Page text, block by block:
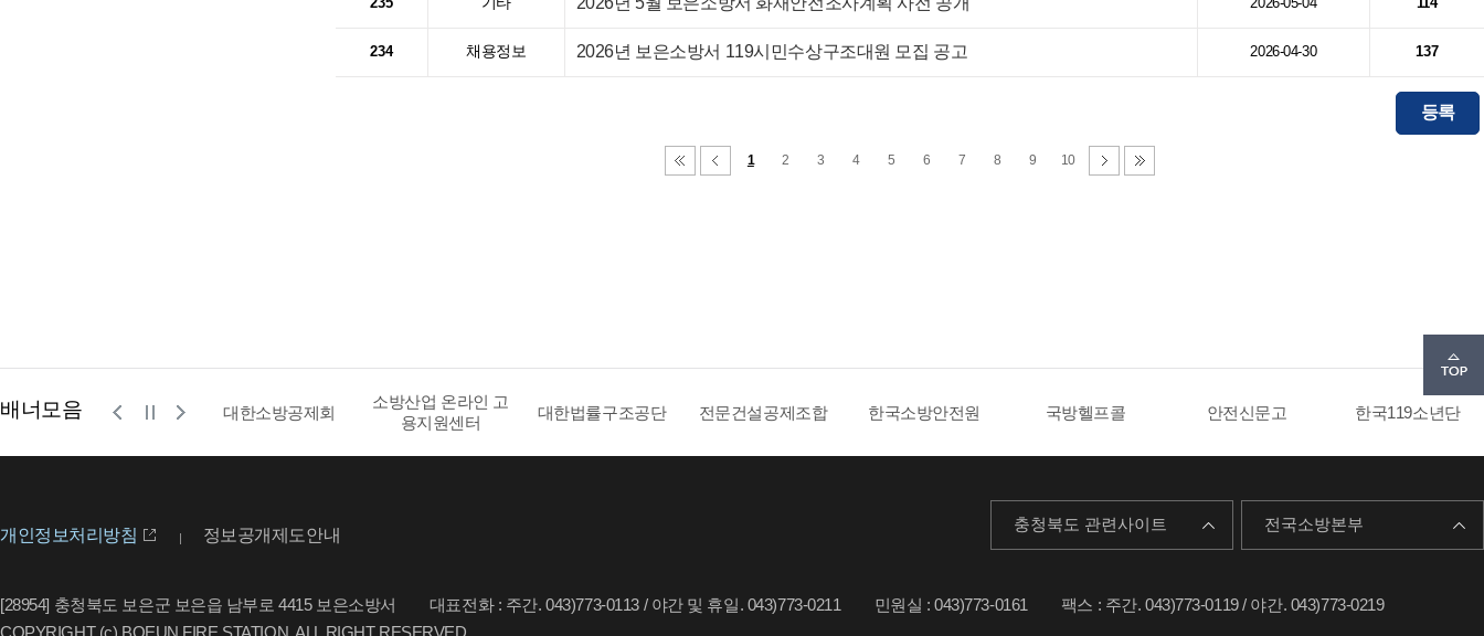
234 채용정보 2026년 보은소방서 119시민수상구조대원 모집 공고 2026-04-30 137
등록
1 2 3 4 5 6 7 8 9 10
배너모음영문 소방청 대한소방공제회
소방산업 온라인 고
용지원센터
대한법률구조공단 전문건설공제조합 한국소방안전원 국방헬프콜 안전신문고 한국119소년단
충청북도 관련사이트 전국소방본부
개인정보처리방침 정보공개제도안내
[28954] 충청북도 보은군 보은읍 남부로 4415 보은소방서 대표전화 : 주간. 043)773-0113 / 야간 및 휴일. 043)773-0211 민원실 : 043)773-0161
팩스 : 주간. 043)773-0119 / 야간. 043)773-0219
COPYRIGHT (c) BOEUN FIRE STATION. ALL RIGHT RESERVED.